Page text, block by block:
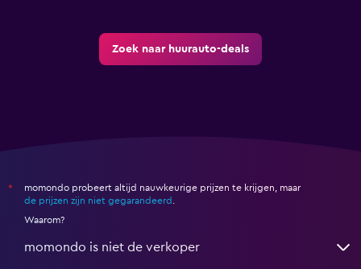
Zoek naar huurauto-deals
*
momondo probeert altijd nauwkeurige prijzen te krijgen, maar
de prijzen zijn niet gegarandeerd .
Waarom?
momondo is niet de verkoper